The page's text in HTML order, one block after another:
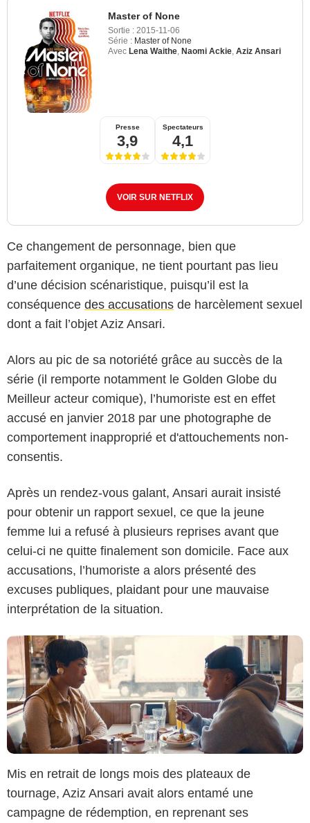
Master of None
Sortie : 2015-11-06
Série : Master of None
Avec Lena Waithe Naomi Ackie Aziz Ansari
Presse
3,9
Spectateurs
4,1
VOIR SUR NETFLIX
Ce changement de personnage, bien que
parfaitement organique, ne tient pourtant pas lieu
d’une décision scénaristique, puisqu’il est la
conséquence des accusations de harcèlement sexuel
dont a fait l’objet Aziz Ansari.
Alors au pic de sa notoriété grâce au succès de la
série (il remporte notamment le Golden Globe du
Meilleur acteur comique), l’humoriste est en effet
accusé en janvier 2018 par une photographe de
comportement inapproprié et d'attouchements non-
consentis.
Après un rendez-vous galant, Ansari aurait insisté
pour obtenir un rapport sexuel, ce que la jeune
femme lui a refusé à plusieurs reprises avant que
celui-ci ne quitte finalement son domicile. Face aux
accusations, l’humoriste a alors présenté des
excuses publiques, plaidant pour une mauvaise
interprétation de la situation.
Mis en retrait de longs mois des plateaux de
tournage, Aziz Ansari avait alors entamé une
campagne de rédemption, en reprenant ses